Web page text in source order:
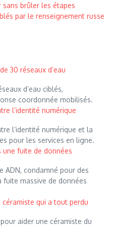
brûler les étapes
par le renseignement russe
30 réseaux d’eau
d’eau ciblés,
coordonnée mobilisés.
l’identité numérique
l’identité numérique et la
pour les services en ligne.
une fuite de données
ADN, condamné pour des
massive de données
qui a tout perdu
aider une céramiste du